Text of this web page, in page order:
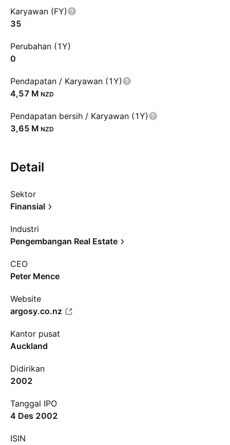
Karyawan (FY)
35
Perubahan (1Y)
0
Pendapatan / Karyawan (1Y)
‪4,57 M‬ NZD
Pendapatan bersih / Karyawan (1Y)
‪3,65 M‬ NZD
Detail
Sektor
Finansial
Industri
Pengembangan Real Estate
CEO
Peter Mence
Website
argosy.co.nz
Kantor pusat
Auckland
Didirikan
2002
Tanggal IPO
4 Des 2002
ISIN